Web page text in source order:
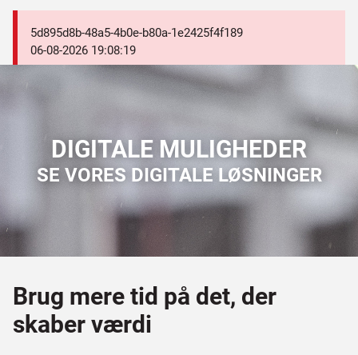
5d895d8b-48a5-4b0e-b80a-1e2425f4f189
06-08-2026 19:08:19
DIGITALE MULIGHEDER​
SE VORES DIGITALE LØSNINGER
Brug mere tid på det, der
skaber værdi